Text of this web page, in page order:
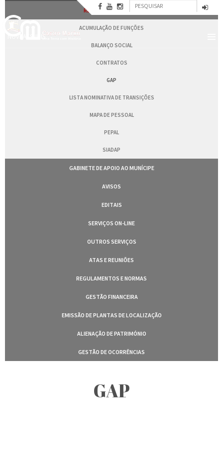
para
conteúdo
Formulário
de
pesquisa
Pesquisar
NOVBAESURIS
RECURSOS HUMANOS
ACUMULAÇÃO DE FUNÇÕES
BALANÇO SOCIAL
CONTRATOS
GAP
LISTA NOMINATIVA DE TRANSIÇÕES
MAPA DE PESSOAL
PEPAL
SIADAP
GABINETE DE APOIO AO MUNÍCIPE
AVISOS
EDITAIS
SERVIÇOS ON-LINE
OUTROS SERVIÇOS
ATAS E REUNIÕES
REGULAMENTOS E NORMAS
GESTÃO FINANCEIRA
EMISSÃO DE PLANTAS DE LOCALIZAÇÃO
ALIENAÇÃO DE PATRIMÓNIO
GESTÃO DE OCORRÊNCIAS
GAP